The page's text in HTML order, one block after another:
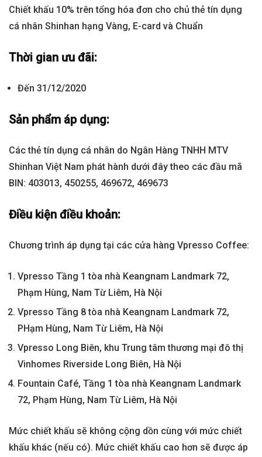
Chiết khấu 10% trên tổng hóa đơn cho chủ thẻ tín dụng
cá nhân Shinhan hạng Vàng, E-card và Chuẩn
Thời gian ưu đãi:
Đến 31/12/2020
Sản phẩm áp dụng:
Các thẻ tín dụng cá nhân do Ngân Hàng TNHH MTV
Shinhan Việt Nam phát hành dưới đây theo các đầu mã
BIN: 403013, 450255, 469672, 469673
Điều kiện điều khoản:
Chương trình áp dụng tại các cửa hàng Vpresso Coffee:
Vpresso Tầng 1 tòa nhà Keangnam Landmark 72,
Phạm Hùng, Nam Từ Liêm, Hà Nội
Vpresso Tầng 8 tòa nhà Keangnam Landmark 72,
PHạm Hùng, Nam Từ Liêm, Hà Nội
Vpresso Long Biên, khu Trung tâm thương mại đô thị
Vinhomes Riverside Long Biên, Hà Nội
Fountain Café, Tầng 1 tòa nhà Keangnam Landmark
72, Phạm Hùng, Nam Từ Liêm, Hà Nội
Mức chiết khấu sẽ không cộng dồn cùng với mức chiết
khấu khác (nếu có). Mức chiết khấu cao hơn sẽ được áp